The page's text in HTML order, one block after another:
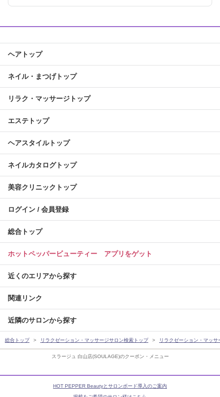
スラージュ 白山店(SOULAGE)のクーポン・メニュー
ヘアトップ
ネイル・まつげトップ
リラク・マッサージトップ
エステトップ
ヘアスタイルトップ
ネイルカタログトップ
美容クリニックトップ
ログイン / 会員登録
総合トップ
ホットペッパービューティー アプリをゲット
近くのエリアから探す
関連リンク
近隣のサロンから探す
総合トップ リラクゼーション・マッサージサロン検索トップ リラクゼーション・マッ
HOT PEPPER Beautyとサロンボード導入のご案内